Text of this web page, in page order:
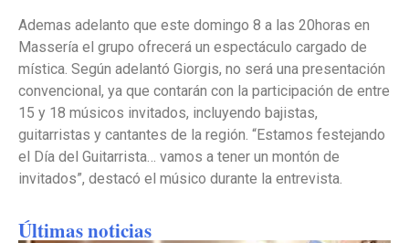
Ademas adelanto que este domingo 8 a las 20horas en
Massería el grupo ofrecerá un espectáculo cargado de
mística. Según adelantó Giorgis, no será una presentación
convencional, ya que contarán con la participación de entre
15 y 18 músicos invitados, incluyendo bajistas,
guitarristas y cantantes de la región. “Estamos festejando
el Día del Guitarrista… vamos a tener un montón de
invitados”, destacó el músico durante la entrevista.
Últimas noticias